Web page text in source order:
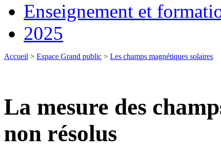
Enseignement et
2025
Accueil > Espace Grand public > Les champs magnétiques solaires
La mesure des
non résolus